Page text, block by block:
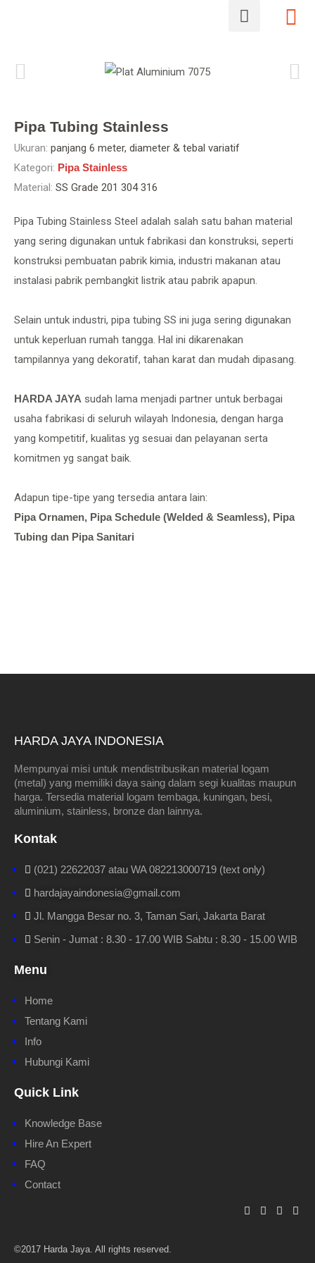
Pipa Tubing Stainless
Ukuran: panjang 6 meter, diameter & tebal variatif
Kategori: Pipa Stainless
Material: SS Grade 201 304 316
Pipa Tubing Stainless Steel adalah salah satu bahan material
yang sering digunakan untuk fabrikasi dan konstruksi, seperti
konstruksi pembuatan pabrik kimia, industri makanan atau
instalasi pabrik pembangkit listrik atau pabrik apapun.
Selain untuk industri, pipa tubing SS ini juga sering digunakan
untuk keperluan rumah tangga. Hal ini dikarenakan
tampilannya yang dekoratif, tahan karat dan mudah dipasang.
HARDA JAYA sudah lama menjadi partner untuk berbagai
usaha fabrikasi di seluruh wilayah Indonesia, dengan harga
yang kompetitif, kualitas yg sesuai dan pelayanan serta
komitmen yg sangat baik.
Adapun tipe-tipe yang tersedia antara lain:
Pipa Ornamen, Pipa Schedule (Welded & Seamless), Pipa
Tubing dan Pipa Sanitari
HARDA JAYA INDONESIA
Mempunyai misi untuk mendistribusikan material logam
(metal) yang memiliki daya saing dalam segi kualitas maupun
harga. Tersedia material logam tembaga, kuningan, besi,
aluminium, stainless, bronze dan lainnya.
Kontak
(021) 22622037 atau WA 082213000719 (text only)
hardajayaindonesia@gmail.com
Jl. Mangga Besar no. 3, Taman Sari, Jakarta Barat
Senin - Jumat : 8.30 - 17.00 WIB Sabtu : 8.30 - 15.00 WIB
Menu
Home
Tentang Kami
Info
Hubungi Kami
Quick Link
Knowledge Base
Hire An Expert
FAQ
Contact
©2017 Harda Jaya. All rights reserved.